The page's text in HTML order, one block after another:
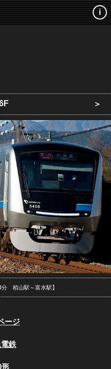
i
＞
分 栢山駅～富水駅】
ージ
鉄
形